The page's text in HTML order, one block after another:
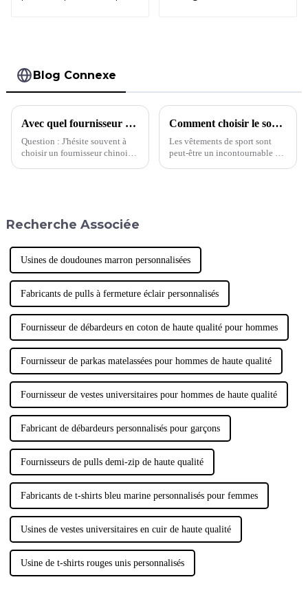
Blog Connexe
Avec quel fournisseur devrais-je choisir de travailler ?
Question : J'hésite souvent à
choisir un fournisseur chinois.
Comment choisir le soutien-gorge de sport qui vous convient
Les vêtements de sport sont
peut-être un incontournable du
femmes ont tendance à porter
des soutiens-gorge de sport,…
Recherche Associée
Usines de doudounes marron personnalisées
Fabricants de pulls à fermeture éclair personnalisés
Fournisseur de débardeurs en coton de haute qualité pour hommes
Fournisseur de parkas matelassées pour hommes de haute qualité
Fournisseur de vestes universitaires pour hommes de haute qualité
Fabricant de débardeurs personnalisés pour garçons
Fournisseurs de pulls demi-zip de haute qualité
Fabricants de t-shirts bleu marine personnalisés pour femmes
Usines de vestes universitaires en cuir de haute qualité
Usine de t-shirts rouges unis personnalisés